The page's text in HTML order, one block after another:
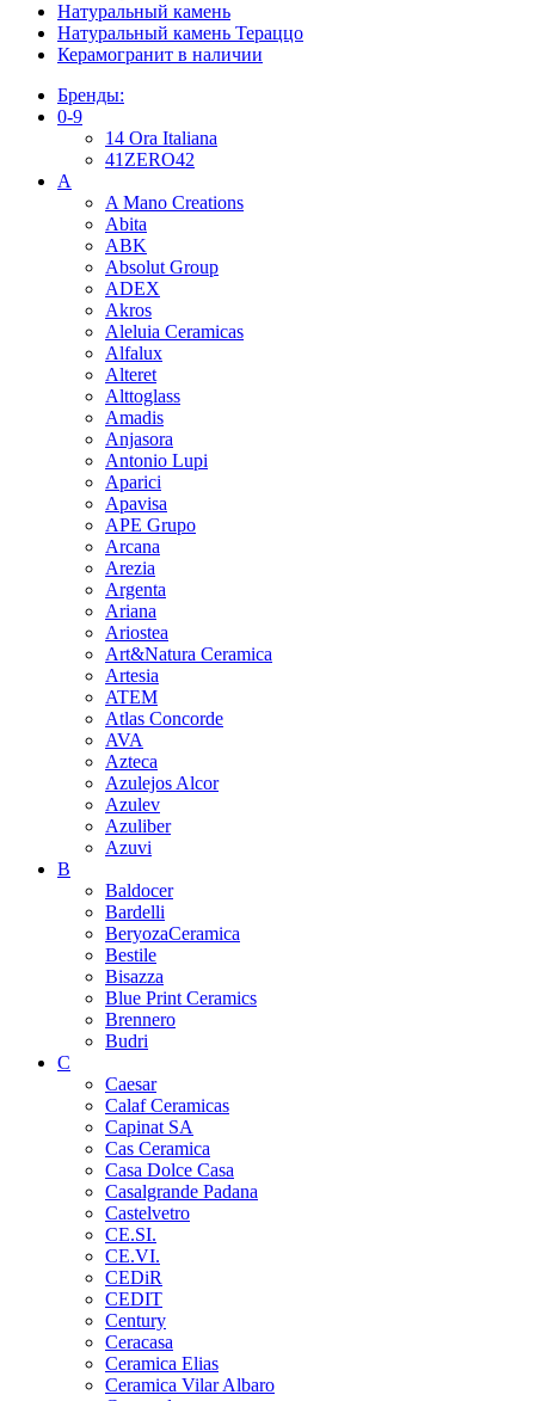
Натуральный камень
Натуральный камень Тераццо
Керамогранит в наличии
Бренды:
0-9
14 Ora Italiana
41ZERO42
A
A Mano Creations
Abita
ABK
Absolut Group
ADEX
Akros
Aleluia Ceramicas
Alfalux
Alteret
Alttoglass
Amadis
Anjasora
Antonio Lupi
Aparici
Apavisa
APE Grupo
Arcana
Arezia
Argenta
Ariana
Ariostea
Art&Natura Ceramica
Artesia
ATEM
Atlas Concorde
AVA
Azteca
Azulejos Alcor
Azulev
Azuliber
Azuvi
B
Baldocer
Bardelli
BeryozaCeramica
Bestile
Bisazza
Blue Print Ceramics
Brennero
Budri
C
Caesar
Calaf Ceramicas
Capinat SA
Cas Ceramica
Casa Dolce Casa
Casalgrande Padana
Castelvetro
CE.SI.
CE.VI.
CEDiR
CEDIT
Century
Ceracasa
Ceramica Elias
Ceramica Vilar Albaro